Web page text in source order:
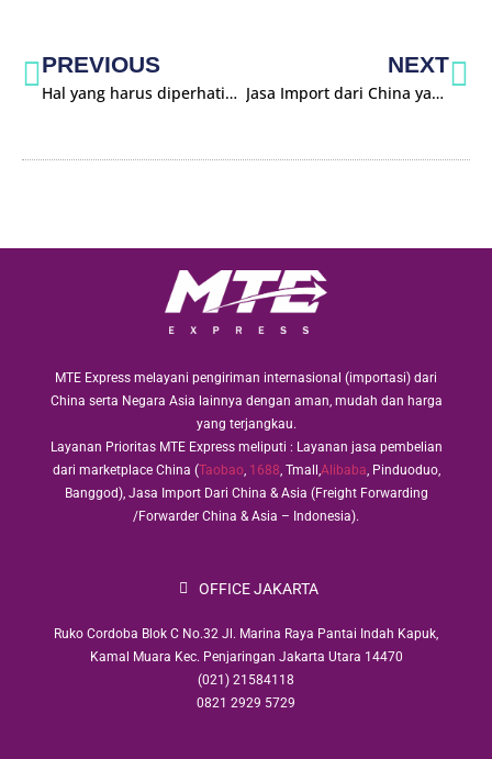
PREVIOUS
Hal yang harus diperhatikan ketika memilih barang impor
NEXT
Jasa Import dari China yang Cepat dan Mudah
MTE Express melayani pengiriman internasional (importasi) dari
China serta Negara Asia lainnya dengan aman, mudah dan harga
yang terjangkau.
Layanan Prioritas MTE Express meliputi : Layanan jasa pembelian
dari marketplace China (Taobao, 1688, Tmall,Alibaba, Pinduoduo,
Banggod), Jasa Import Dari China & Asia (Freight Forwarding
/Forwarder China & Asia – Indonesia).
OFFICE JAKARTA
Ruko Cordoba Blok C No.32 Jl. Marina Raya Pantai Indah Kapuk,
Kamal Muara Kec. Penjaringan Jakarta Utara 14470
(021) 21584118
0821 2929 5729